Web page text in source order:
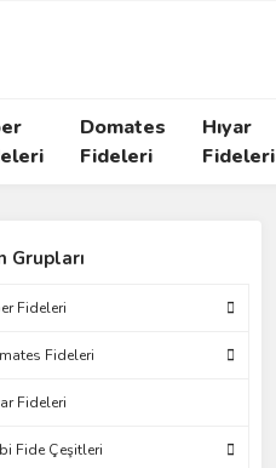
Domates
Fideleri
Hıyar
Fideleri
Grupları
Fideleri
Fideleri
Fideleri
Fide Çeşitleri